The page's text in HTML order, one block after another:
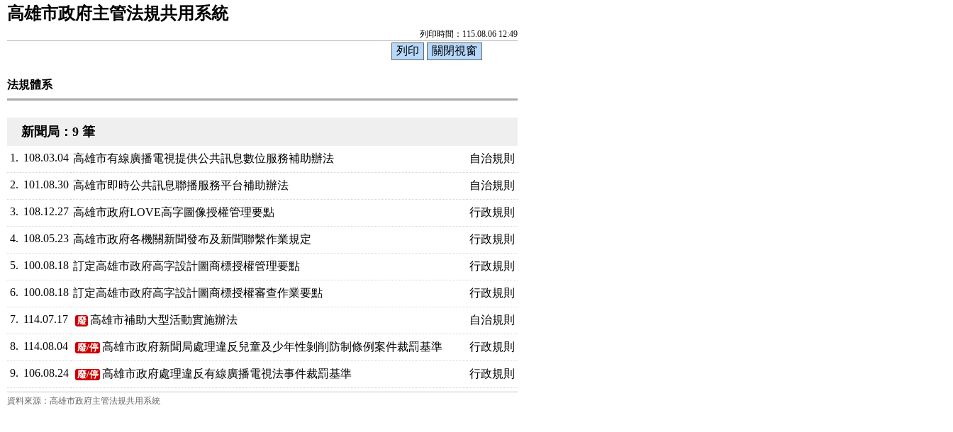
高雄市政府主管法規共用系統
列印時間：115.08.06 12:49
法規體系
新聞局：9 筆
1. 108.03.04 高雄市有線廣播電視提供公共訊息數位服務補助辦法 自治規則
2. 101.08.30 高雄市即時公共訊息聯播服務平台補助辦法 自治規則
3. 108.12.27 高雄市政府LOVE高字圖像授權管理要點 行政規則
4. 108.05.23 高雄市政府各機關新聞發布及新聞聯繫作業規定 行政規則
5. 100.08.18 訂定高雄市政府高字設計圖商標授權管理要點 行政規則
6. 100.08.18 訂定高雄市政府高字設計圖商標授權審查作業要點 行政規則
7. 114.07.17 廢 高雄市補助大型活動實施辦法 自治規則
8. 114.08.04 廢/停 高雄市政府新聞局處理違反兒童及少年性剝削防制條例案件裁罰基準 行政規則
9. 106.08.24 廢/停 高雄市政府處理違反有線廣播電視法事件裁罰基準 行政規則
資料來源：高雄市政府主管法規共用系統